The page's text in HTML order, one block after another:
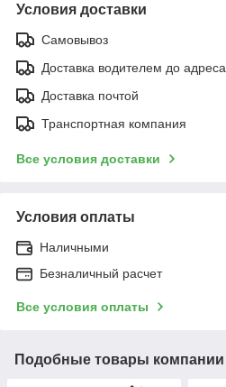
Условия доставки
Самовывоз
Доставка водителем до адреса
Доставка почтой
Транспортная компания
Все условия доставки
Условия оплаты
Наличными
Безналичный расчет
Все условия оплаты
Подобные товары компании